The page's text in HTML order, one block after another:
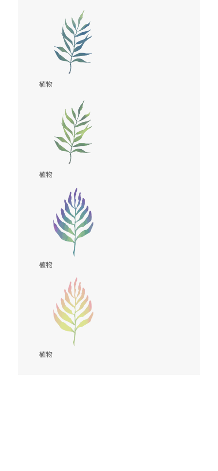
植物
植物
植物
植物